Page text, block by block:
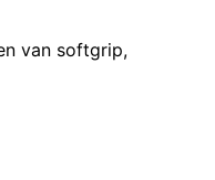
van softgrip,